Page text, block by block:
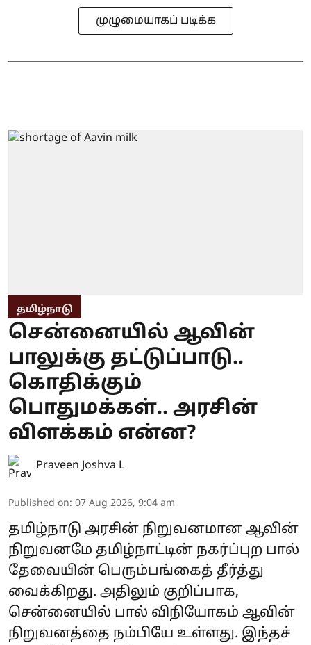
முழுமையாகப் படிக்க
தமிழ்நாடு
சென்னையில் ஆவின்
பாலுக்கு தட்டுப்பாடு..
கொதிக்கும்
பொதுமக்கள்.. அரசின்
விளக்கம் என்ன?
Praveen Joshva L
Published on: 07 Aug 2026, 9:04 am
தமிழ்நாடு அரசின் நிறுவனமான ஆவின்
நிறுவனமே தமிழ்நாட்டின் நகர்ப்புற பால்
தேவையின் பெரும்பங்கைத் தீர்த்து
வைக்கிறது. அதிலும் குறிப்பாக,
சென்னையில் பால் விநியோகம் ஆவின்
நிறுவனத்தை நம்பியே உள்ளது. இந்தச்